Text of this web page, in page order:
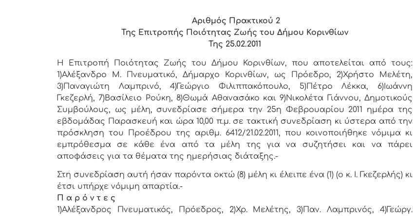
Αριθμός Πρακτικού 2
Της Επιτροπής Ποιότητας Ζωής του Δήμου Κορινθίων
Της 25.02.2011
Η Επιτροπή Ποιότητας Ζωής του Δήμου Κορινθίων, που αποτελείται από τους:
1)Αλέξανδρο Μ. Πνευματικό, Δήμαρχο Κορινθίων, ως Πρόεδρο, 2)Χρήστο Μελέτη,
3)Παναγιώτη Λαμπρινό, 4)Γεώργιο Φιλιππακόπουλο, 5)Πέτρο Λέκκα, 6)Ιωάννη
Γκεζερλή, 7)Βασίλειο Ρούκη, 8)Θωμά Αθανασάκο και 9)Νικολέτα Γιάννου, Δημοτικούς
Συμβούλους, ως μέλη, συνεδρίασε σήμερα την 25η Φεβρουαρίου 2011 ημέρα της
εβδομάδας Παρασκευή και ώρα 10,00 π.μ. σε τακτική συνεδρίαση κι ύστερα από την
πρόσκληση του Προέδρου της αριθμ. 6412/21.02.2011, που κοινοποιήθηκε νόμιμα κι
εμπρόθεσμα σε κάθε ένα από τα μέλη της για να συζητήσει και να πάρει
αποφάσεις για τα θέματα της ημερήσιας διάταξης.-
Στη συνεδρίαση αυτή ήσαν παρόντα οκτώ (8) μέλη κι έλειπε ένα (1) (ο κ. Ι. Γκεζερλής) κι
έτσι υπήρχε νόμιμη απαρτία.-
Π α ρ ό ν τ ε ς
1)Αλέξανδρος Πνευματικός, Πρόεδρος, 2)Χρ. Μελέτης, 3)Παν. Λαμπρινός, 4)Γεώργ.